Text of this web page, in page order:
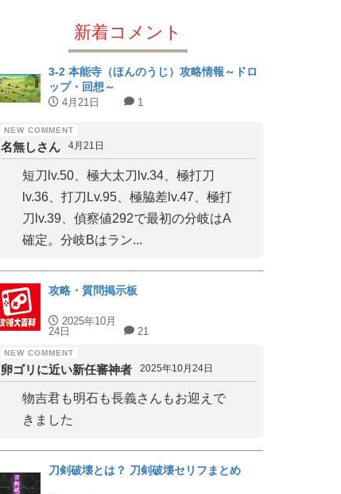
新着コメント
3-2 本能寺（ほんのうじ）攻略情報～ドロ
ップ・回想～
4月21日 1
名無しさん 4月21日
短刀lv.50、極大太刀lv.34、極打刀
lv.36、打刀Lv.95、極脇差lv.47、極打
刀lv.39、偵察値292で最初の分岐はA
確定。分岐Bはラン...
攻略・質問掲示板
2025年10月
24日
21
卵ゴリに近い新任審神者 2025年10月24日
物吉君も明石も長義さんもお迎えで
きました
刀剣破壊とは？ 刀剣破壊セリフまとめ